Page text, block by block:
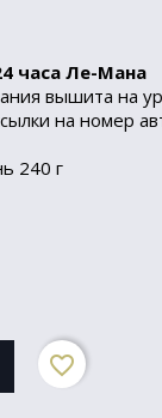
часа Ле-Мана
вышита на
на номер
240 г
favorite_border